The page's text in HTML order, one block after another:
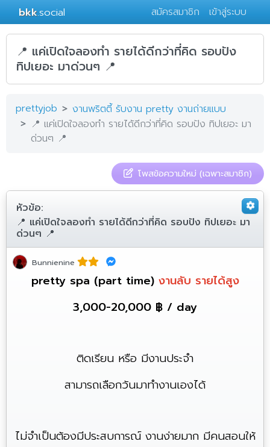
bkk.social สมัครสมาชิก เข้าสู่ระบบ
📍 แค่เปิดใจลองทำ รายได้ดีกว่าที่คิด รอบปัง
ทิปเยอะ มาด่วนๆ 📍
prettyjob
งานพริตตี้ รับงาน pretty งานถ่ายแบบ
📍 แค่เปิดใจลองทำ รายได้ดีกว่าที่คิด รอบปัง ทิปเยอะ มา
ด่วนๆ 📍
โพสข้อความใหม่ (เฉพาะสมาชิก)
หัวข้อ:
📍 แค่เปิดใจลองทำ รายได้ดีกว่าที่คิด รอบปัง ทิปเยอะ มา
ด่วนๆ 📍
Bunnienine
pretty spa (part time) งานลับ รายได้สูง
3,000-20,000 ฿ / day
ติดเรียน หรือ มีงานประจำ
สามารถเลือกวันมาทำงานเองได้
ไม่จำเป็นต้องมีประสบการณ์ งานง่ายมาก มีคนสอนให้